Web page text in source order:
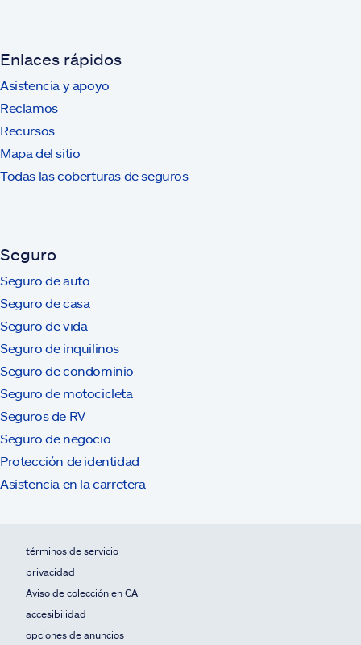
Enlaces rápidos
Asistencia y apoyo
Reclamos
Recursos
Mapa del sitio
Todas las coberturas de seguros
Seguro
Seguro de auto
Seguro de casa
Seguro de vida
Seguro de inquilinos
Seguro de condominio
Seguro de motocicleta
Seguros de RV
Seguro de negocio
Protección de identidad
Asistencia en la carretera
términos de servicio
privacidad
Aviso de colección en CA
accesibilidad
opciones de anuncios